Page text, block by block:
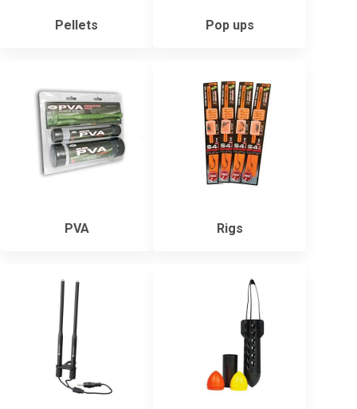
Pellets Pop ups
PVA Rigs